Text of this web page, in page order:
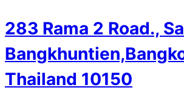
283 Rama 2 Road.,
Thailand 10150